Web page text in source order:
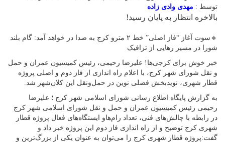
توسط : مهدی وادی زاده
بالاخره انتظار به پایان رسید!
🔹سوت آغاز “فاز اصلی” خط ۲ مترو کرج به صدا در خواهد آمد: گام بلند
شورا در مسیر رهایی از ترافیک
خبر خوش برای کرجی‌ها! علیرضا رحیمی، رئیس کمیسیون عمران و حمل
و نقل شورای شهر کرج، با اعلام راه اندازی از فاز دوم و اصلی پروژه
قطار شهری، نویدبخش فصلی نوین در حمل‌ونقل این کلان‌شهر شد.
به گزارش پایگاه اطلاع رسانی شورای اسلامی شهر کرج ؛ علیرضا
رحیمی رئیس کمیسیون عمران و حمل و نقل شورای اسلامی شهر کرج
در رابطه با چالش‌های فنی، تعداد رام‌هاو ایستگاه‌های فعال پروژه قطار
شهری کرج توضیح و از راه اندازی فاز دوم این پروژه خبر داد و
گفت:پروژه قطار شهری کرج را می‌توان به عنوان یکی از بزرگ‌ترین و